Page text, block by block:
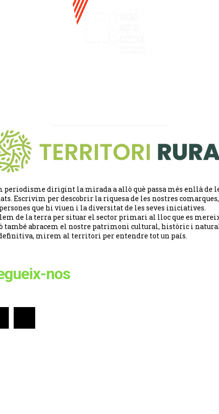
periodisme dirigint la mirada a allò què passa més enllà de
Escrivim per descobrir la riquesa de les nostres
que hi viuen i la diversitat de les seves iniciatives.
de la terra per situar el sector primari al lloc que es
també abracem el nostre patrimoni cultural, històric i
mirem al territori per entendre tot un país.
nos